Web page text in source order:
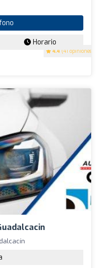
4.4 (41 opiniones)
Horario